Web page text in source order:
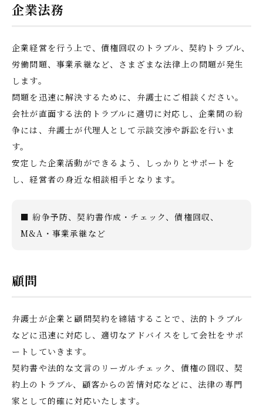
企業法務
企業経営を行う上で、債権回収のトラブル、契約トラブル、
労働問題、事業承継など、さまざまな法律上の問題が発生
します。
問題を迅速に解決するために、弁護士にご相談ください。
会社が直面する法的トラブルに適切に対応し、企業間の紛
争には、弁護士が代理人として示談交渉や訴訟を行いま
す。
安定した企業活動ができるよう、しっかりとサポートを
し、経営者の身近な相談相手となります。
■ 紛争予防、契約書作成・チェック、債権回収、
M&A・事業承継など
顧問
弁護士が企業と顧問契約を締結することで、法的トラブル
などに迅速に対応し、適切なアドバイスをして会社をサポ
ートしていきます。
契約書や法的な文言のリーガルチェック、債権の回収、契
約上のトラブル、顧客からの苦情対応などに、法律の専門
家として的確に対応いたします。